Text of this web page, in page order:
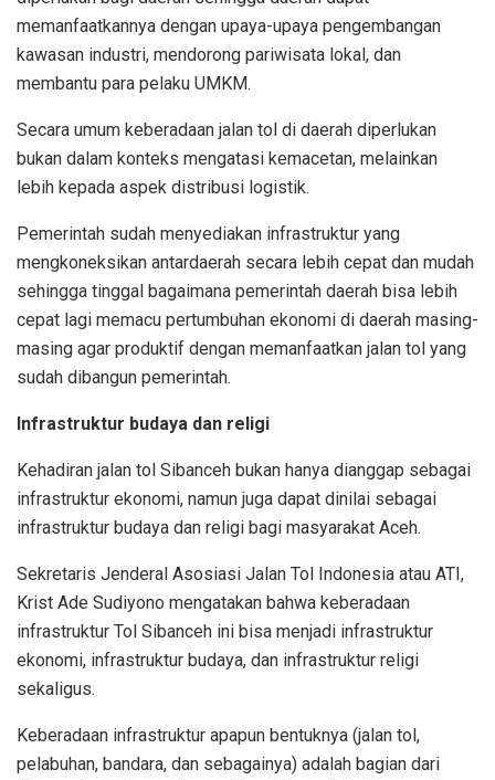
memanfaatkannya dengan upaya-upaya pengembangan
kawasan industri, mendorong pariwisata lokal, dan
membantu para pelaku UMKM.
Secara umum keberadaan jalan tol di daerah diperlukan
bukan dalam konteks mengatasi kemacetan, melainkan
lebih kepada aspek distribusi logistik.
Pemerintah sudah menyediakan infrastruktur yang
mengkoneksikan antardaerah secara lebih cepat dan mudah
sehingga tinggal bagaimana pemerintah daerah bisa lebih
cepat lagi memacu pertumbuhan ekonomi di daerah masing-
masing agar produktif dengan memanfaatkan jalan tol yang
sudah dibangun pemerintah.
Infrastruktur budaya dan religi
Kehadiran jalan tol Sibanceh bukan hanya dianggap sebagai
infrastruktur ekonomi, namun juga dapat dinilai sebagai
infrastruktur budaya dan religi bagi masyarakat Aceh.
Sekretaris Jenderal Asosiasi Jalan Tol Indonesia atau ATI,
Krist Ade Sudiyono mengatakan bahwa keberadaan
infrastruktur Tol Sibanceh ini bisa menjadi infrastruktur
ekonomi, infrastruktur budaya, dan infrastruktur religi
sekaligus.
Keberadaan infrastruktur apapun bentuknya (jalan tol,
pelabuhan, bandara, dan sebagainya) adalah bagian dari